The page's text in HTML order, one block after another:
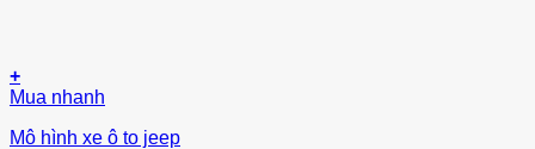
+
Mua nhanh
Mô hình xe ô to jeep